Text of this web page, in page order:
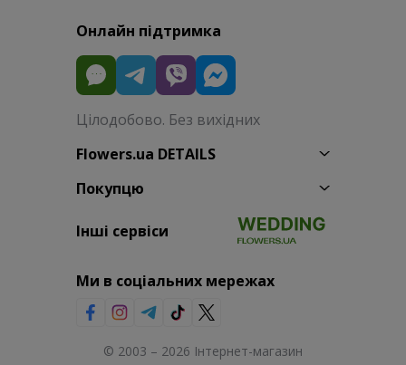
Онлайн підтримка
Цілодобово. Без вихідних
Flowers.ua DETAILS
Покупцю
Інші сервіси
Ми в соціальних мережах
© 2003 – 2026 Інтернет-магазин